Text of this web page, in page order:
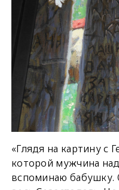
«Глядя на картину с
которой мужчина
вспоминаю бабушку.